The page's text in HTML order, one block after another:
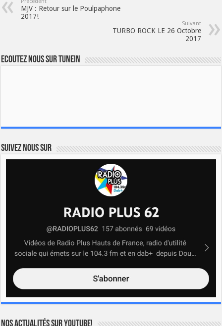
MJV : Retour sur le Poulpaphone
2017!
Suivant
TURBO ROCK LE 26 Octobre
2017
Ecoutez nous sur TuneIn
Suivez nous sur
Nos actualités sur YOUTUBE!